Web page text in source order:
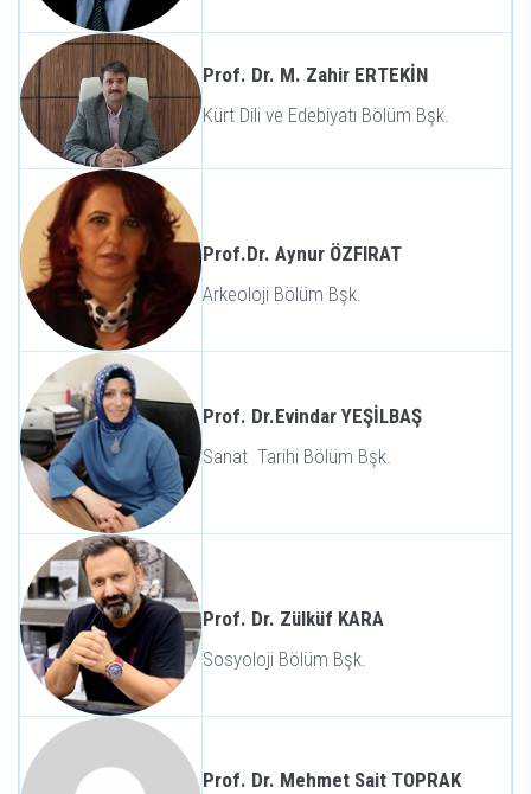
Prof. Dr. M. Zahir ERTEKİN
Kürt Dili ve Edebiyatı Bölüm Bşk.
Prof.Dr. Aynur ÖZFIRAT
Arkeoloji Bölüm Bşk.
Prof. Dr.Evindar YEŞİLBAŞ
Sanat Tarihi Bölüm Bşk.
Prof. Dr. Zülküf KARA
Sosyoloji Bölüm Bşk.
Prof. Dr. Mehmet Sait TOPRAK